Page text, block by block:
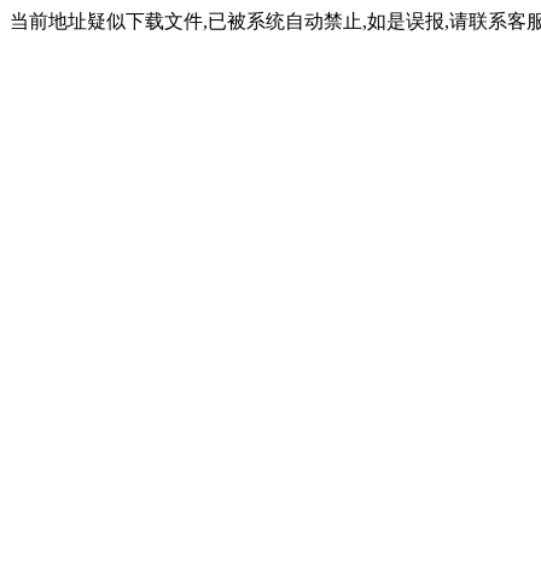
当前地址疑似下载文件,已被系统自动禁止,如是误报,请联系客